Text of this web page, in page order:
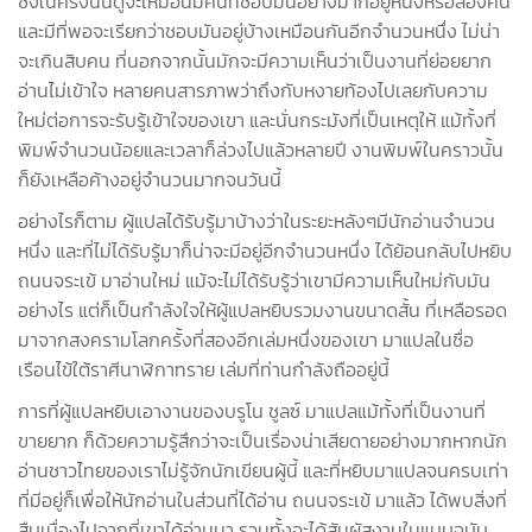
และมีที่พอจะเรียกว่าชอบมันอยู่บ้างเหมือนกันอีกจำนวนหนึ่ง ไม่น่า
จะเกินสิบคน ที่นอกจากนั้นมักจะมีความเห็นว่าเป็นงานที่ย่อยยาก
อ่านไม่เข้าใจ หลายคนสารภาพว่าถึงกับหงายท้องไปเลยกับความ
ใหม่ต่อการจะรับรู้เข้าใจของเขา และนั่นกระมังที่เป็นเหตุให้ แม้ทั้งที่
พิมพ์จำนวนน้อยและเวลาก็ล่วงไปแล้วหลายปี งานพิมพ์ในคราวนั้น
ก็ยังเหลือค้างอยู่จำนวนมากจนวันนี้
อย่างไรก็ตาม ผู้แปลได้รับรู้มาบ้างว่าในระยะหลังๆมีนักอ่านจำนวน
หนึ่ง และที่ไม่ได้รับรู้มาก็น่าจะมีอยู่อีกจำนวนหนึ่ง ได้ย้อนกลับไปหยิบ
ถนนจระเข้ มาอ่านใหม่ แม้จะไม่ได้รับรู้ว่าเขามีความเห็นใหม่กับมัน
อย่างไร แต่ก็เป็นกำลังใจให้ผู้แปลหยิบรวมงานขนาดสั้น ที่เหลือรอด
มาจากสงครามโลกครั้งที่สองอีกเล่มหนึ่งของเขา มาแปลในชื่อ
เรือนไข้ใต้ราศีนาฬิกาทราย เล่มที่ท่านกำลังถืออยู่นี้
การที่ผู้แปลหยิบเอางานของบรูโน ชูลซ์ มาแปลแม้ทั้งที่เป็นงานที่
ขายยาก ก็ด้วยความรู้สึกว่าจะเป็นเรื่องน่าเสียดายอย่างมากหากนัก
อ่านชาวไทยของเราไม่รู้จักนักเขียนผู้นี้ และที่หยิบมาแปลจนครบเท่า
ที่มีอยู่ก็เพื่อให้นักอ่านในส่วนที่ได้อ่าน ถนนจระเข้ มาแล้ว ได้พบสิ่งที่